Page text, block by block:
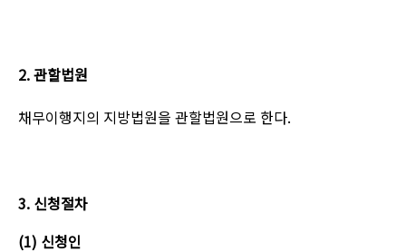
2.관할법원
채무이행지의 지방법원을 관할법원으로 한다.
3. 신청절차
(1) 신청인